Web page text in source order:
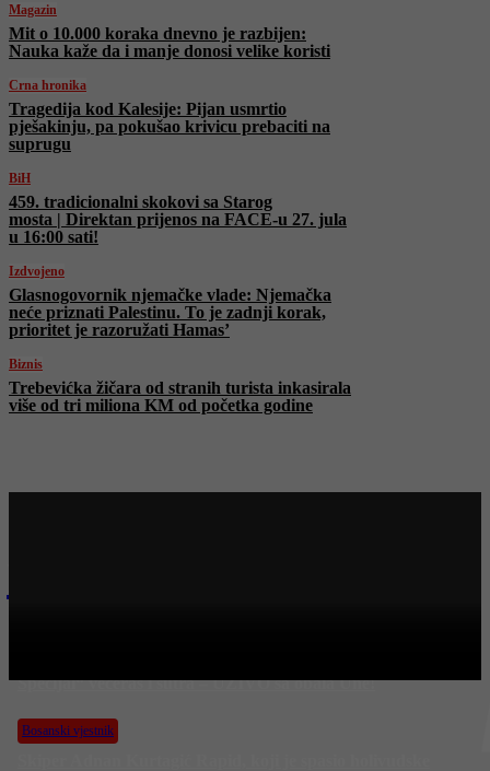
Magazin
Mit o 10.000 koraka dnevno je razbijen:
Nauka kaže da i manje donosi velike koristi
Crna hronika
Tragedija kod Kalesije: Pijan usmrtio
pješakinju, pa pokušao krivicu prebaciti na
suprugu
BiH
459. tradicionalni skokovi sa Starog
mosta | Direktan prijenos na FACE-u 27. jula
u 16:00 sati!
Izdvojeno
Glasnogovornik njemačke vlade: Njemačka
neće priznati Palestinu. To je zadnji korak,
prioritet je razoružati Hamas’
Biznis
Trebevićka žičara od stranih turista inkasirala
više od tri miliona KM od početka godine
Specijal“ večeras i sutra – UŽIVO sa obala Une!
Bosanski vjestnik